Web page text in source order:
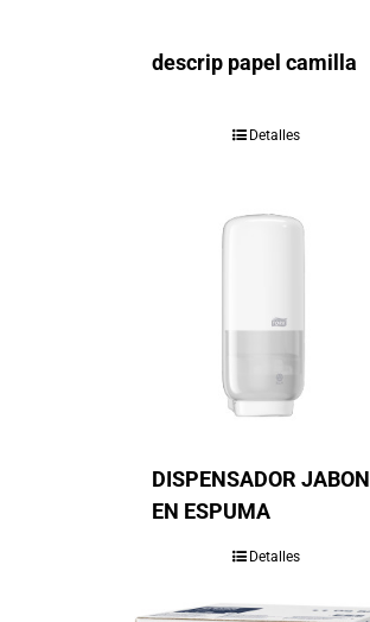
descrip papel camilla
Detalles
DISPENSADOR JABON
EN ESPUMA
Detalles